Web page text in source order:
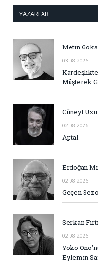
YAZARLAR
Metin
03.08.2026
Müşterek
Cüneyt
02.08.2026
Aptal
Erdoğan
02.08.2026
Geçen
Serkan
02.08.2026
Yoko
Eylemin